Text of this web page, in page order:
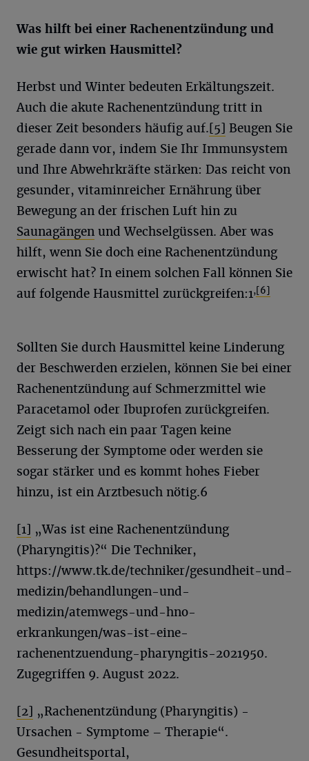
Was hilft bei einer Rachenentzündung und
wie gut wirken Hausmittel?
Herbst und Winter bedeuten Erkältungszeit.
Auch die akute Rachenentzündung tritt in
dieser Zeit besonders häufig auf.[5] Beugen Sie
gerade dann vor, indem Sie Ihr Immunsystem
und Ihre Abwehrkräfte stärken: Das reicht von
gesunder, vitaminreicher Ernährung über
Bewegung an der frischen Luft hin zu
Saunagängen und Wechselgüssen. Aber was
hilft, wenn Sie doch eine Rachenentzündung
erwischt hat? In einem solchen Fall können Sie
auf folgende Hausmittel zurückgreifen:1,[6]
Sollten Sie durch Hausmittel keine Linderung
der Beschwerden erzielen, können Sie bei einer
Rachenentzündung auf Schmerzmittel wie
Paracetamol oder Ibuprofen zurückgreifen.
Zeigt sich nach ein paar Tagen keine
Besserung der Symptome oder werden sie
sogar stärker und es kommt hohes Fieber
hinzu, ist ein Arztbesuch nötig.6
[1] „Was ist eine Rachenentzündung
(Pharyngitis)?“ Die Techniker,
https://www.tk.de/techniker/gesundheit-und-
medizin/behandlungen-und-
medizin/atemwegs-und-hno-
erkrankungen/was-ist-eine-
rachenentzuendung-pharyngitis-2021950.
Zugegriffen 9. August 2022.
[2] „Rachenentzündung (Pharyngitis) -
Ursachen - Symptome – Therapie“.
Gesundheitsportal,